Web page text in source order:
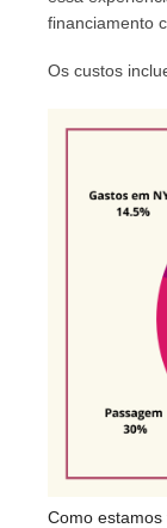
financiamento
Os custos
Como